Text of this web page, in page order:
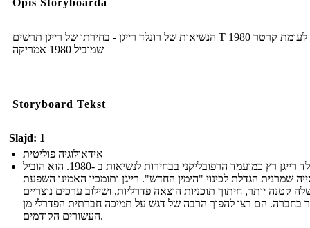
Opis Storyboarda
הנשיאות של רונלד רייגן - בחירתו של רייגן תרשים T 1980 לעומת קרטר
שמוביל 1980 אמריקה
Storyboard Tekst
Slajd: 1
אידאולוגיה פוליטית
רונלד רייגן רץ כמועמד הרפובליקני בבחירות לנשיאות ב -1980. הוא הוביל
שמרנית הגדלת לכינוי "הימין החדש". רייגן ותומכיו האמינו השפעת
קטנה יותר, חיתוך תוכניות הוצאה פדרליות, ושילוב ערכים נוצריים
בחברה. הם רצו להפוך הרבה של דגש על תמיכה חברתית הפדרלי מן
העשורים הקודמים.